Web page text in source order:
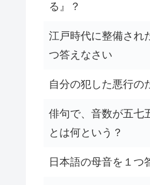
る』？
江戸時代に整備され
つ答えなさい
自分の犯した悪行の
俳句で、音数が五七
とは何という？
日本語の母音を１つ